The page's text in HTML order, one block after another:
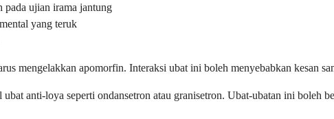
pada ujian irama jantung
yang teruk
mengelakkan apomorfin. Interaksi ubat ini boleh menyebabkan kesan
anti-loya seperti ondansetron atau granisetron. Ubat-ubatan ini boleh